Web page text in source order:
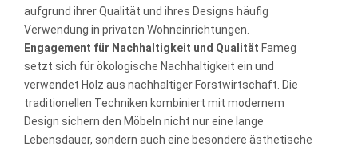
aufgrund ihrer Qualität und ihres Designs häufig
Verwendung in privaten Wohneinrichtungen.
Engagement für Nachhaltigkeit und Qualität Fameg
setzt sich für ökologische Nachhaltigkeit ein und
verwendet Holz aus nachhaltiger Forstwirtschaft. Die
traditionellen Techniken kombiniert mit modernem
Design sichern den Möbeln nicht nur eine lange
Lebensdauer, sondern auch eine besondere ästhetische